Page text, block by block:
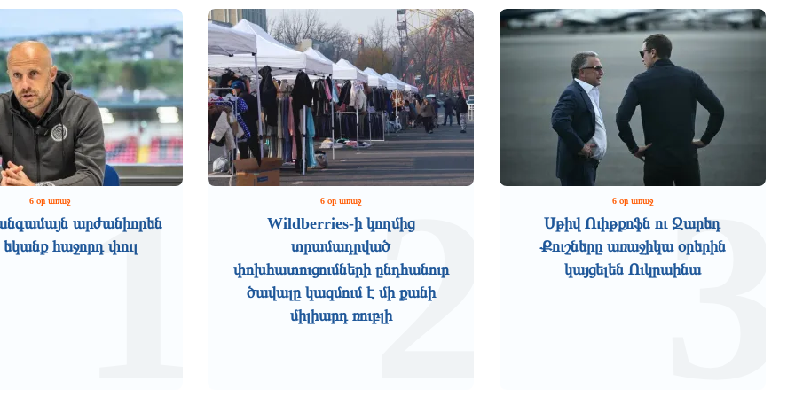
6 օր առաջ
արժանիորեն
եկանք հաջորդ փուլ
1 6 օր առաջ
Wildberries-ի կողմից
տրամադրված
փոխհատուցումների ընդհանուր
ծավալը կազմում է մի քանի
միլիարդ ռուբլի2 6 օր առաջ
Սթիվ Ուիթքոֆն ու Ջարեդ
Քուշները առաջիկա օրերին
կայցելեն Ուկրաինա
3